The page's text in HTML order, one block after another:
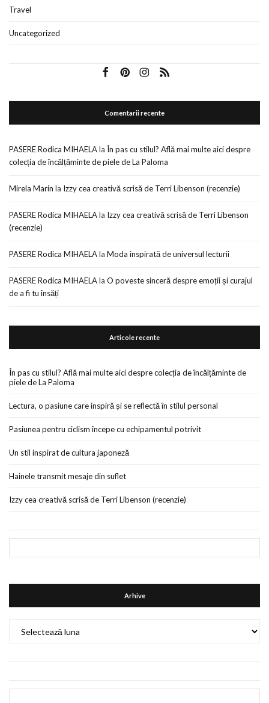
Travel
Uncategorized
Comentarii recente
PASERE Rodica MIHAELAla În pas cu stilul? Află mai multe aici despre
colecția de încălțăminte de piele de La Paloma
Mirela Marin la Izzy cea creativă scrisă de Terri Libenson (recenzie)
PASERE Rodica MIHAELAla Izzy cea creativă scrisă de Terri Libenson
(recenzie)
PASERE Rodica MIHAELAla Moda inspirată de universul lecturii
PASERE Rodica MIHAELAla O poveste sinceră despre emoții și curajul
de a fi tu însăți
Articole recente
În pas cu stilul? Află mai multe aici despre colecția de încălțăminte de
piele de La Paloma
Lectura, o pasiune care inspiră și se reflectă în stilul personal
Pasiunea pentru ciclism începe cu echipamentul potrivit
Un stil inspirat de cultura japoneză
Hainele transmit mesaje din suflet
Izzy cea creativă scrisă de Terri Libenson (recenzie)
Arhive